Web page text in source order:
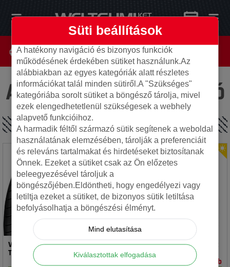
Az oldal nem található
SPECIÁLIS AJÁNLATOK
Vredestein 195/65R15 91T T-
TRAC 2 DOT23
Rotalla 195/65R15 91V RH02
14 990 Ft/ db
Süti beállítások
A hatékony navigáció és bizonyos funkciók
működésének érdekében sütiket használunk.Az
alábbiakban az egyes kategóriák alatt részletes
információkat talál minden sütiről.A "Szükséges"
kategóriába sorolt sütiket a böngésző tárolja, mivel
ezek elengedhetetlenül szükségesek a webhely
alapvető funkcióihoz.
A harmadik féltől származó sütik segítenek a weboldal
használatának elemzésében, tárolják a preferenciáit
és releváns tartalmakat és hirdetéseket biztosítanak
Önnek. Ezeket a sütiket csak az Ön előzetes
beleegyezésével tároljuk a
böngészőjében.Eldöntheti, hogy engedélyezi vagy
letiltja ezeket a sütiket, de bizonyos sütik letiltása
befolyásolhatja a böngészési élményt.
Mind elutasítása
Kiválasztottak elfogadása